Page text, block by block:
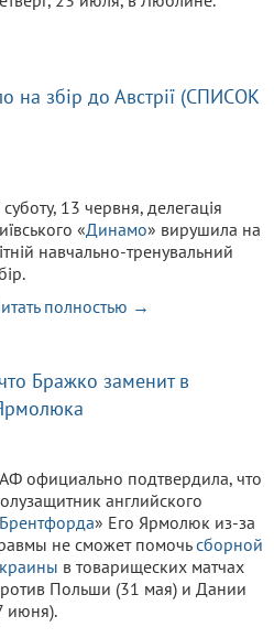
на збір до Австрії (СПИСОК
13 червня, делегація
«Динамо» вирушила на
навчально-тренувальний
полностью →
Бражко заменит в
официально подтвердила, что
английского
Брентфорда» Его Ярмолюк из-за
не сможет помочьсборной
в товарищеских матчах
Польши (31 мая) и Дании
июня).